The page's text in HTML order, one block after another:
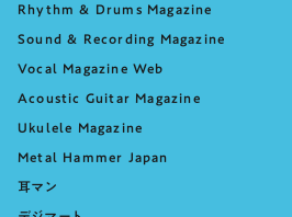
Rhythm & Drums Magazine
Sound & Recording Magazine
Vocal Magazine Web
Acoustic Guitar Magazine
Ukulele Magazine
Metal Hammer Japan
耳マン